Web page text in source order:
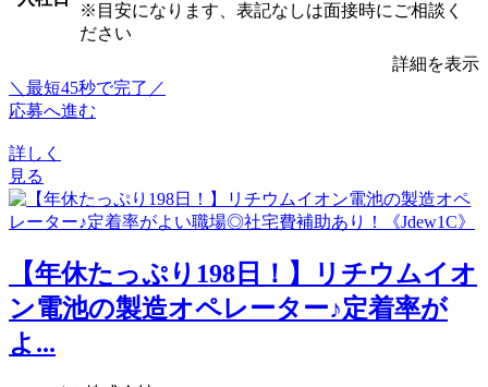
※目安になります、表記なしは面接時にご相談く
ださい
詳細を表示
＼最短45秒で完了／
応募へ進む
詳しく
見る
【年休たっぷり198日！】リチウムイオ
ン電池の製造オペレーター♪定着率が
よ...